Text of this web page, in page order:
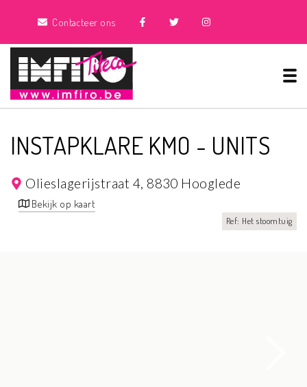
Contacteer ons
INSTAPKLARE KMO - UNITS
Olieslagerijstraat 4, 8830 Hooglede
Bekijk op kaart
Ref: Het stoomtuig